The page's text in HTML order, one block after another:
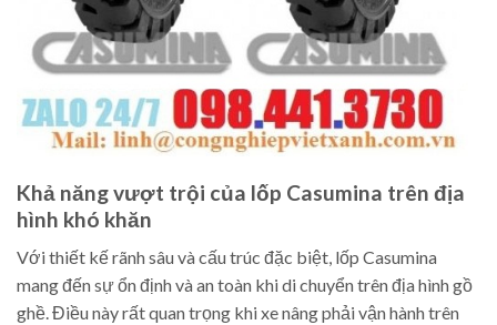
Khả năng vượt trội của lốp Casumina trên địa
hình khó khăn
Với thiết kế rãnh sâu và cấu trúc đặc biệt, lốp Casumina
mang đến sự ổn định và an toàn khi di chuyển trên địa hình gồ
ghề. Điều này rất quan trọng khi xe nâng phải vận hành trên